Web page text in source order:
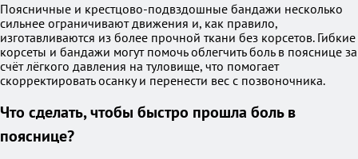
Поясничные и крестцово-подвздошные бандажи несколько
сильнее ограничивают движения и, как правило,
изготавливаются из более прочной ткани без корсетов. Гибкие
корсеты и бандажи могут помочь облегчить боль в пояснице за
счёт лёгкого давления на туловище, что помогает
скорректировать осанку и перенести вес с позвоночника.
Что сделать, чтобы быстро прошла боль в
пояснице?